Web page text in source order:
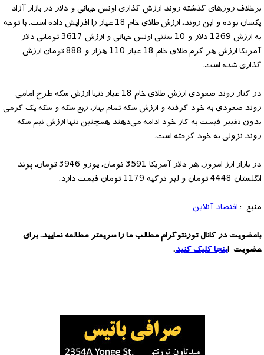
برخلاف روزهای گذشته روند ارزش گذاری اونس جهانی و دلار در بازار آزاد
یکسان بوده و این روند، ارزش طلای خام 18 عیار را افزایش داده است. با توجه
به ارزش 1269 دلار و 10 سنتی اونس جهانی و ارزش 3617 تومانی دلار
آمریکا ارزش هر گرم طلای خام 18 عیار 110 هزار و 888 تومان ارزش
گذاری شده است.
در کنار روند صعودی ارزش طلای خام 18 عیار تنها ارزش سکه طرح امامی
روند صعودی به خود گرفته و ارزش سکه تمام بهار، ربع سکه و سکه یک گرمی
بدون تغییر قیمت به کار خود ادامه می‌دهند همچنین تنها ارزش نیم سکه
روند نزولی به خود گرفته است.
در بازار ارز امروز، هر دلار آمریکا 3591 تومان، یورو 3946 تومان، پوند
انگلستان 4448 تومان و لیر ترکیه 1179 تومان قیمت دارد.
منبع :اقتصاد آنلاین
باعضویت در کانال تورنتوگرام مطالب ما را سریعتر مطالعه نمایید. برای
عضویت اینجا کلیک کنید.